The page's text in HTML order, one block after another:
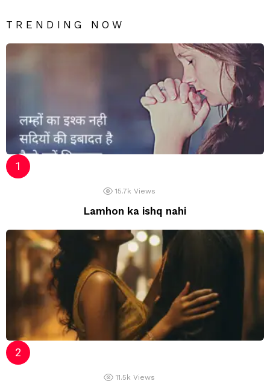
TRENDING NOW
15.7k Views
Lamhon ka ishq nahi
11.5k Views